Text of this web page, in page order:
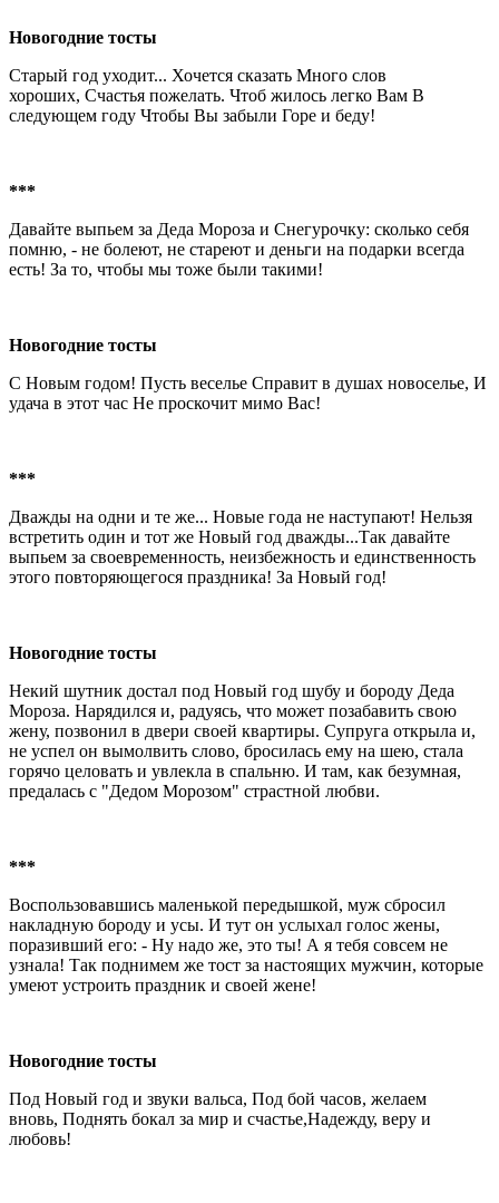
Новогодние тосты
Старый год уходит... Хочется сказать Много слов
хороших, Счастья пожелать. Чтоб жилось легко Вам В
следующем году Чтобы Вы забыли Горе и беду!
***
Давайте выпьем за Деда Мороза и Снегурочку: сколько себя
помню, - не болеют, не стареют и деньги на подарки всегда
есть! За то, чтобы мы тоже были такими!
Новогодние тосты
С Новым годом! Пусть веселье Справит в душах новоселье, И
удача в этот час Не проскочит мимо Вас!
***
Дважды на одни и те же... Новые года не наступают! Нельзя
встретить один и тот же Новый год дважды...Так давайте
выпьем за своевременность, неизбежность и единственность
этого повторяющегося праздника! За Новый год!
Новогодние тосты
Некий шутник достал под Новый год шубу и бороду Деда
Мороза. Нарядился и, радуясь, что может позабавить свою
жену, позвонил в двери своей квартиры. Супруга открыла и,
не успел он вымолвить слово, бросилась ему на шею, стала
горячо целовать и увлекла в спальню. И там, как безумная,
предалась с "Дедом Морозом" страстной любви.
***
Воспользовавшись маленькой передышкой, муж сбросил
накладную бороду и усы. И тут он услыхал голос жены,
поразивший его: - Ну надо же, это ты! А я тебя совсем не
узнала! Так поднимем же тост за настоящих мужчин, которые
умеют устроить праздник и своей жене!
Новогодние тосты
Под Новый год и звуки вальса, Под бой часов, желаем
вновь, Поднять бокал за мир и счастье,Надежду, веру и
любовь!